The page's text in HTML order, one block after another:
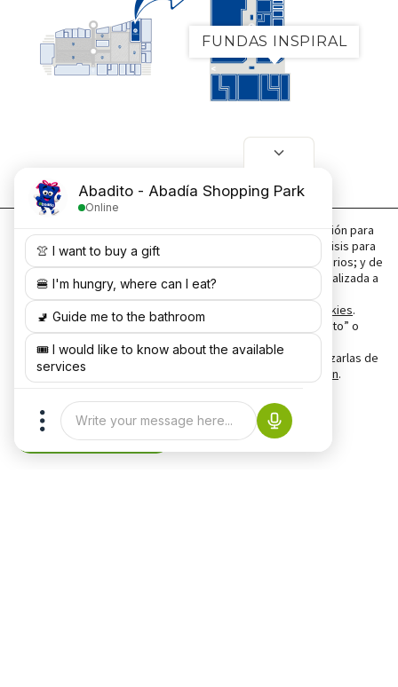
FUNDAS INSPIRAL
Utilizamos cookies, propias y de terceros, de personalización para
mejorar la calidad del producto o servicio ofrecido; de análisis para
medir la audiencia y analizar el comportamiento de los usuarios; y de
publicidad comportamental para ofrecer publicidad personalizada a
partir de los hábitos de navegación de los usuarios.
Puede obtener más información en nuestra
Política de Cookies.
Puedes aceptar todas las cookies pulsando el botón “Acepto” o
rechazarlas pulsando el botón “No Acepto”. También puede
gestionar estas cookies y, por lo tanto, aceptarlas o rechazarlas de
forma unitaria o en su totalidad, en el
Panel de Configuración.
Aceptar todas y continuar
Ajustar preferencias